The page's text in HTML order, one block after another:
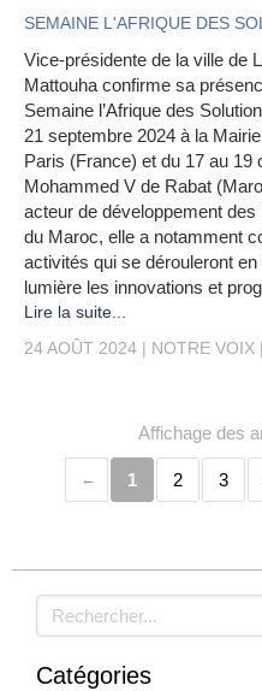
SEMAINE L'AFRIQUE DES
Vice-présidente de la ville de
Mattouha confirme sa
Semaine l’Afrique des
21 septembre 2024 à la
Paris (France) et du 17 au 19
Mohammed V de Rabat
acteur de développement
du Maroc, elle a notamment
activités qui se dérouleront
lumière les innovations et
Lire la suite...
24 AOÛT 2024
NOTRE VOIX
Affichage des
1 2 3
Rechercher
Catégories